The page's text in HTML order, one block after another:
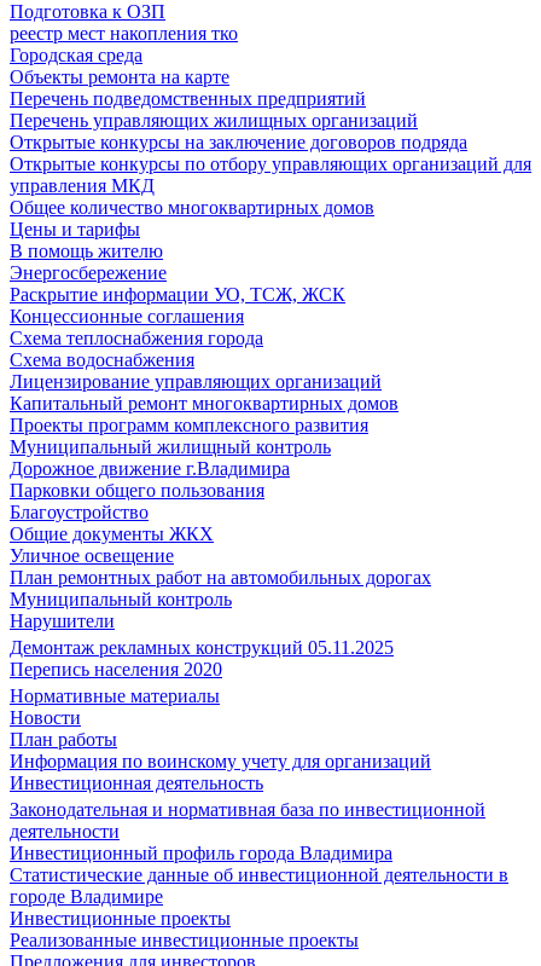
Подготовка к ОЗП
реестр мест накопления тко
Городская среда
Объекты ремонта на карте
Перечень подведомственных предприятий
Перечень управляющих жилищных организаций
Открытые конкурсы на заключение договоров подряда
Открытые конкурсы по отбору управляющих организаций для
управления МКД
Общее количество многоквартирных домов
Цены и тарифы
В помощь жителю
Энергосбережение
Раскрытие информации УО, ТСЖ, ЖСК
Концессионные соглашения
Схема теплоснабжения города
Схема водоснабжения
Лицензирование управляющих организаций
Капитальный ремонт многоквартирных домов
Проекты программ комплексного развития
Муниципальный жилищный контроль
Дорожное движение г.Владимира
Парковки общего пользования
Благоустройство
Общие документы ЖКХ
Уличное освещение
План ремонтных работ на автомобильных дорогах
Муниципальный контроль
Нарушители
Демонтаж рекламных конструкций 05.11.2025
Перепись населения 2020
Нормативные материалы
Новости
План работы
Информация по воинскому учету для организаций
Инвестиционная деятельность
Законодательная и нормативная база по инвестиционной
деятельности
Инвестиционный профиль города Владимира
Статистические данные об инвестиционной деятельности в
городе Владимире
Инвестиционные проекты
Реализованные инвестиционные проекты
Предложения для инвесторов